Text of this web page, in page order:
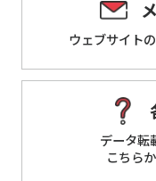
ウェブサイト
データ転
こちら